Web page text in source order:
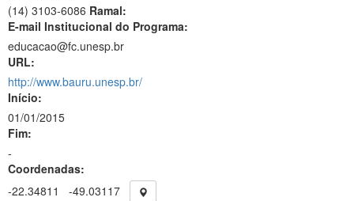
(14) 3103-6086 Ramal:
E-mail Institucional do Programa:
educacao@fc.unesp.br
URL:
http://www.bauru.unesp.br/
Início:
01/01/2015
Fim:
-
Coordenadas:
-22.34811
-49.03117